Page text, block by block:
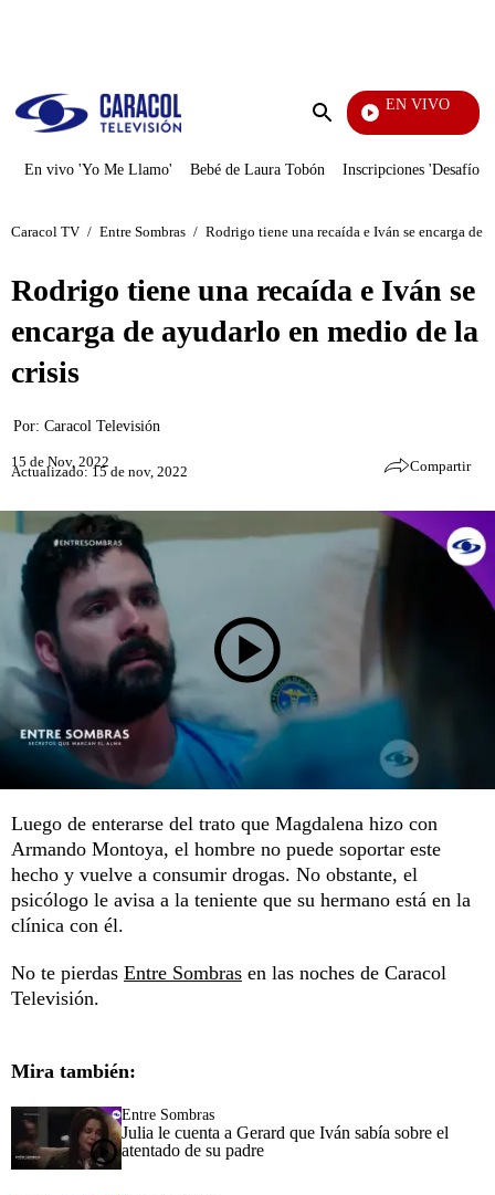
Enviar
EN VIVO
Televentas
En vivo 'Yo Me Llamo' Bebé de Laura Tobón Inscripciones 'Desafío'
Caracol TV / Entre Sombras / Rodrigo tiene una recaída e Iván se encarga de
Rodrigo tiene una recaída e Iván se
encarga de ayudarlo en medio de la
crisis
Por: Caracol Televisión
15 de Nov, 2022
Actualizado: 15 de nov, 2022 Compartir
Luego de enterarse del trato que Magdalena hizo con
Armando Montoya, el hombre no puede soportar este
hecho y vuelve a consumir drogas. No obstante, el
psicólogo le avisa a la teniente que su hermano está en la
clínica con él.
No te pierdas Entre Sombras en las noches de Caracol
Televisión.
Mira también:
Entre Sombras
Julia le cuenta a Gerard que Iván sabía sobre el
atentado de su padre